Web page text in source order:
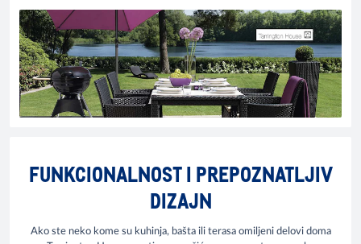
FUNKCIONALNOST I PREPOZNATLJIV
DIZAJN
Ako ste neko kome su kuhinja, bašta ili terasa omiljeni delovi doma